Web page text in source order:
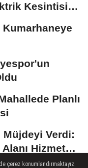
Kesintisi
Planlı
Verdi:
Hizmete
çerez konumlandırmaktayız.